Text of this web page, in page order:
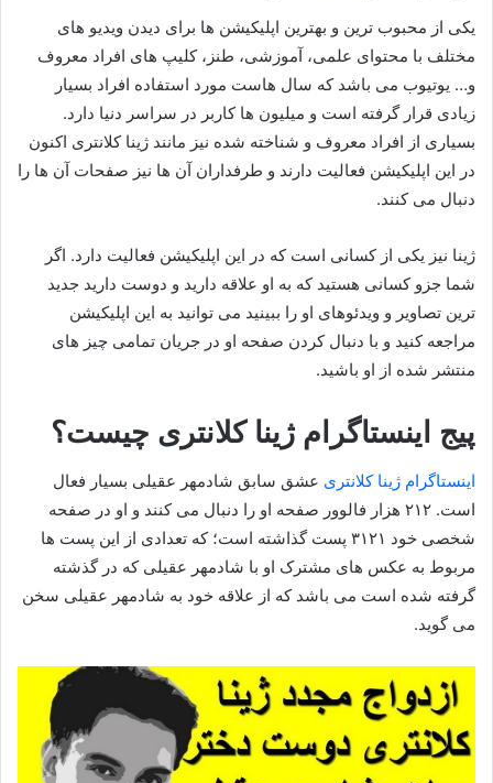
یکی از محبوب ترین و بهترین اپلیکیشن ها برای دیدن ویدیو های
مختلف با محتوای علمی، آموزشی، طنز، کلیپ های افراد معروف
و… یوتیوب می باشد که سال هاست مورد استفاده افراد بسیار
زیادی قرار گرفته است و میلیون ها کاربر در سراسر دنیا دارد.
بسیاری از افراد معروف و شناخته شده نیز مانند ژینا کلانتری اکنون
در این اپلیکیشن فعالیت دارند و طرفداران آن ها نیز صفحات آن ها را
دنبال می کنند.
ژینا نیز یکی از کسانی است که در این اپلیکیشن فعالیت دارد. اگر
شما جزو کسانی هستید که به او علاقه دارید و دوست دارید جدید
ترین تصاویر و ویدئوهای او را ببینید می توانید به این اپلیکیشن
مراجعه کنید و با دنبال کردن صفحه او در جریان تمامی چیز های
منتشر شده از او باشید.
پیج اینستاگرام ژینا کلانتری چیست؟
اینستاگرام ژینا کلانتری عشق سابق شادمهر عقیلی بسیار فعال
است. ۲۱۲ هزار فالوور صفحه او را دنبال می کنند و او در صفحه
شخصی خود ۳۱۲۱ پست گذاشته است؛ که تعدادی از این پست ها
مربوط به عکس های مشترک او با شادمهر عقیلی که در گذشته
گرفته شده است می باشد که از علاقه خود به شادمهر عقیلی سخن
می گوید.